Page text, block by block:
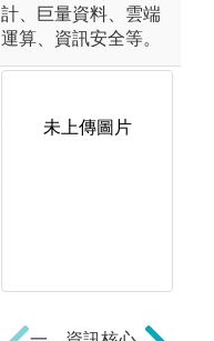
計、巨量資料、雲端
運算、資訊安全等。
門，不可能完
未上傳圖片